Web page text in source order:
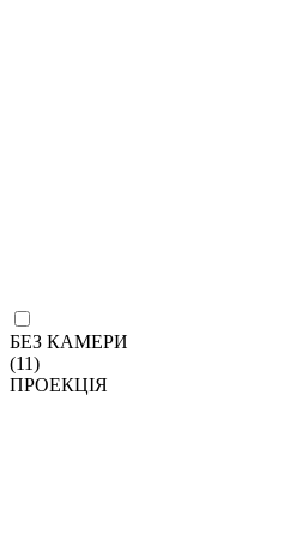
БЕЗ КАМЕРИ
(11)
ПРОЕКЦІЯ